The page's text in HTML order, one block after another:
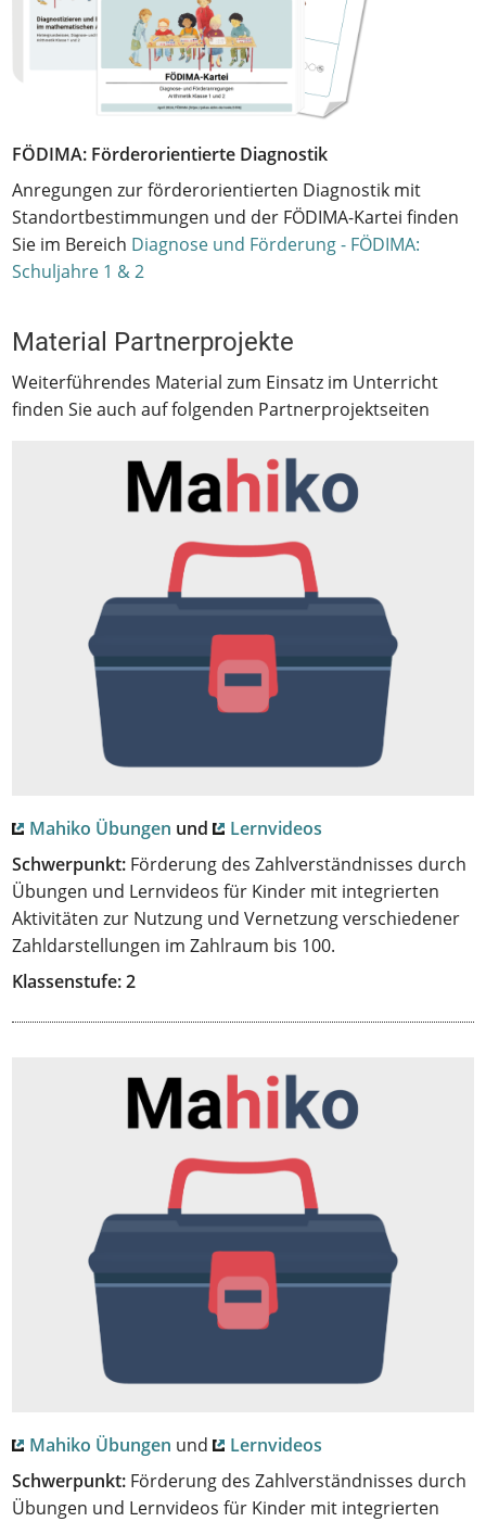
FÖDIMA: Förderorientierte Diagnostik
Anregungen zur förderorientierten Diagnostik mit
Standortbestimmungen und der FÖDIMA-Kartei finden
Sie im Bereich Diagnose und Förderung - FÖDIMA:
Schuljahre 1 & 2
Material Partnerprojekte
Weiterführendes Material zum Einsatz im Unterricht
finden Sie auch auf folgenden Partnerprojektseiten
Mahiko Übungen und
Lernvideos
Schwerpunkt: Förderung des Zahlverständnisses durch
Übungen und Lernvideos für Kinder mit integrierten
Aktivitäten zur Nutzung und Vernetzung verschiedener
Zahldarstellungen im Zahlraum bis 100.
Klassenstufe: 2
Mahiko Übungen und
Lernvideos
Schwerpunkt: Förderung des Zahlverständnisses durch
Übungen und Lernvideos für Kinder mit integrierten